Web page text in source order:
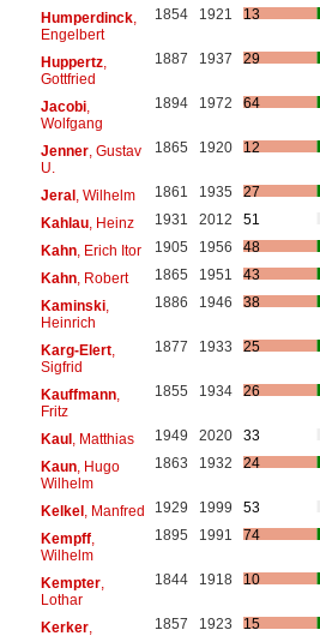
Humperdinck,
Engelbert
1854 1921 13
Huppertz,
Gottfried
1887 1937 29
Jacobi,
Wolfgang
1894 1972 64
Jenner, Gustav
U.
1865 1920 12
Jeral, Wilhelm 1861 1935
27
Kahlau, Heinz 1931 2012
51
Kahn, Erich Itor 1905 1956
48
Kahn, Robert 1865 1951
43
Kaminski,
Heinrich
1886 1946 38
Karg-Elert,
Sigfrid
1877 1933 25
Kauffmann,
Fritz
1855 1934 26
Kaul, Matthias 1949 2020
33
Kaun, Hugo
Wilhelm
1863 1932 24
Kelkel, Manfred 1929 1999
53
Kempff,
Wilhelm
1895 1991 74
Kempter,
Lothar
1844 1918 10
Kerker,
1857 1923 15